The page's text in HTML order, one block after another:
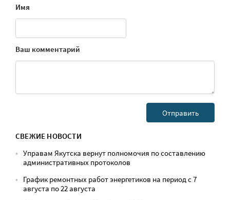
Имя
Ваш комментарий
СВЕЖИЕ НОВОСТИ
Управам Якутска вернут полномочия по составлению
административных протоколов
График ремонтных работ энергетиков на период с 7
августа по 22 августа